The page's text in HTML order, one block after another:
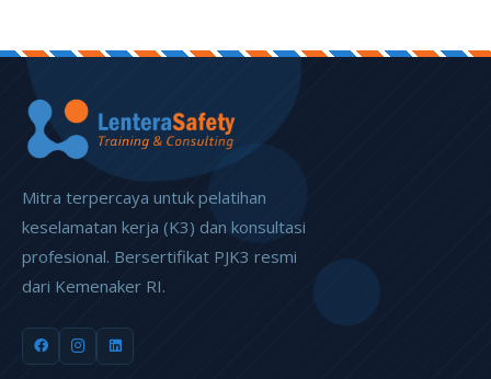
Mitra terpercaya untuk pelatihan
keselamatan kerja (K3) dan konsultasi
profesional. Bersertifikat PJK3 resmi
dari Kemenaker RI.